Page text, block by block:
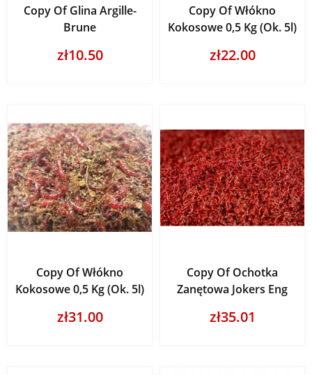
Copy Of Glina Argille-
Brune
zł10.50
Copy Of Włókno
Kokosowe 0,5 Kg (ok. 5l)
zł22.00
Copy Of Włókno
Kokosowe 0,5 Kg (ok. 5l)
zł31.00
Copy Of Ochotka
Zanętowa Jokers Eng
zł35.01